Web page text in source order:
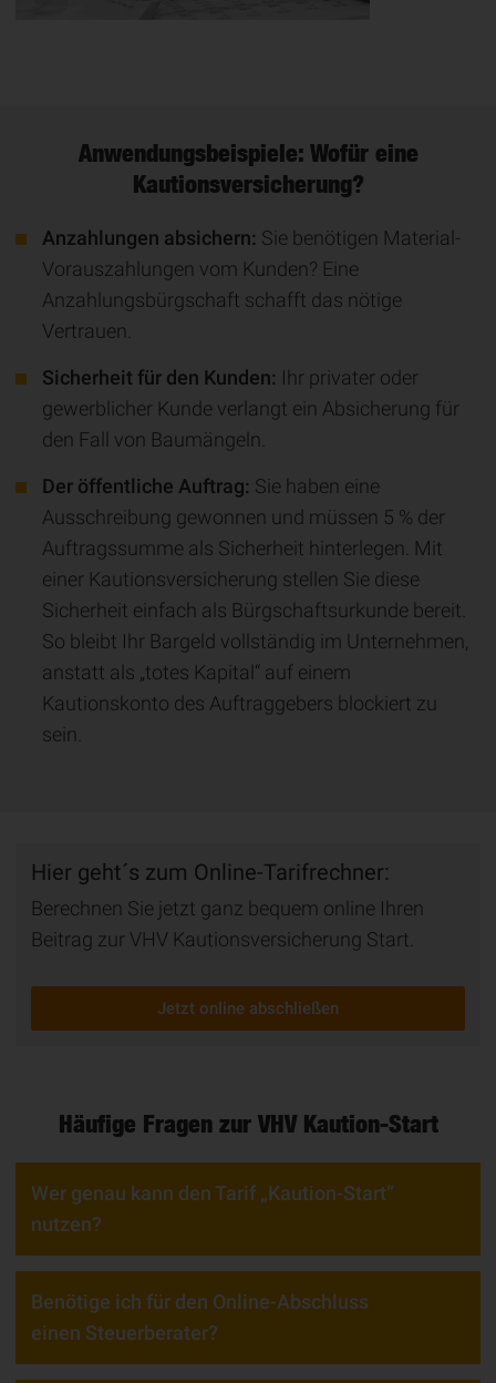
Anwendungsbeispiele: Wofür eine
Kautionsversicherung?
Anzahlungen absichern: Sie benötigen Material-
Vorauszahlungen vom Kunden? Eine
Anzahlungsbürgschaft schafft das nötige
Vertrauen.
Sicherheit für den Kunden: Ihr privater oder
gewerblicher Kunde verlangt ein Absicherung für
den Fall von Baumängeln.
Der öffentliche Auftrag: Sie haben eine
Ausschreibung gewonnen und müssen 5 % der
Auftragssumme als Sicherheit hinterlegen. Mit
einer Kautionsversicherung stellen Sie diese
Sicherheit einfach als Bürgschaftsurkunde bereit.
So bleibt Ihr Bargeld vollständig im Unternehmen,
anstatt als „totes Kapital“ auf einem
Kautionskonto des Auftraggebers blockiert zu
sein.
Hier geht´s zum Online-Tarifrechner:
Berechnen Sie jetzt ganz bequem online Ihren
Beitrag zur VHV Kautionsversicherung Start.
Jetzt online abschließen
Häufige Fragen zur VHV Kaution-Start
Wer genau kann den Tarif „Kaution-Start“
nutzen?
Benötige ich für den Online-Abschluss
einen Steuerberater?